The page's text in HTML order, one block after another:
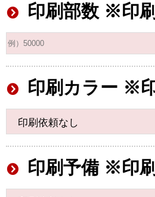
印刷部数 ※印
印刷カラー ※
印刷予備 ※印